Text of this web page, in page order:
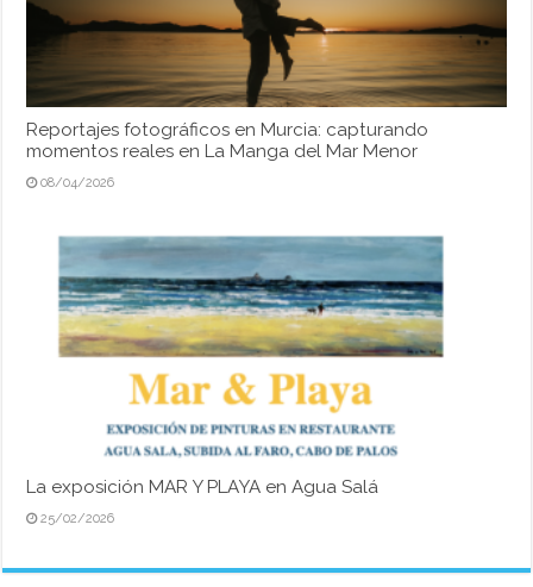
Reportajes fotográficos en Murcia: capturando
momentos reales en La Manga del Mar Menor
08/04/2026
La exposición MAR Y PLAYA en Agua Salá
25/02/2026